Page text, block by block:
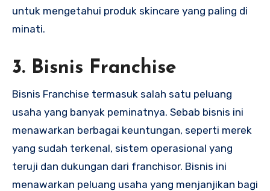
untuk mengetahui produk skincare yang paling di
minati.
3. Bisnis Franchise
Bisnis Franchise termasuk salah satu peluang
usaha yang banyak peminatnya. Sebab bisnis ini
menawarkan berbagai keuntungan, seperti merek
yang sudah terkenal, sistem operasional yang
teruji dan dukungan dari franchisor. Bisnis ini
menawarkan peluang usaha yang menjanjikan bagi